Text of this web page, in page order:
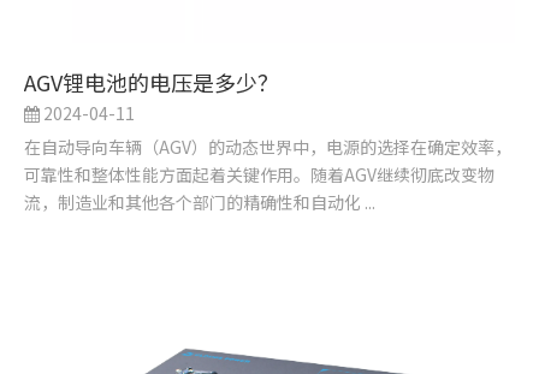
AGV锂电池的电压是多少？
2024-04-11
在自动导向车辆（AGV）的动态世界中，电源的选择在确定效率，
可靠性和整体性能方面起着关键作用。随着AGV继续彻底改变物
流，制造业和其他各个部门的精确性和自动化 ...